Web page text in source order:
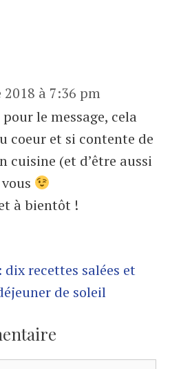
à 7:36 pm
le message, cela
coeur et si contente de
cuisine (et d’être aussi
à bientôt !
dix recettes salées et
de soleil